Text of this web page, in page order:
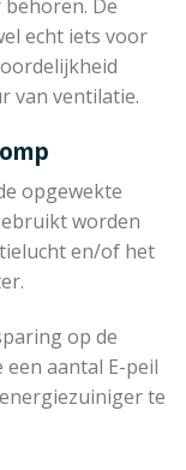
De
echt iets voor
van ventilatie.
opgewekte
worden
en/of het
op de
aantal E-peil
te